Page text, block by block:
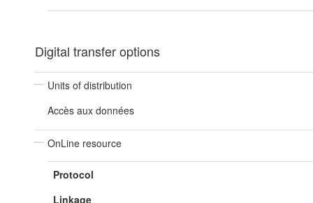
Digital transfer options
Units of distribution
Accès aux données
OnLine resource
Protocol
Linkage